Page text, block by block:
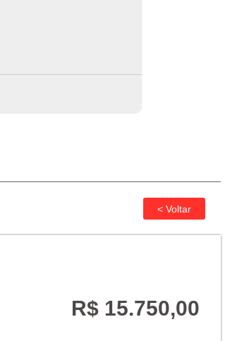
R$ 15.750,00